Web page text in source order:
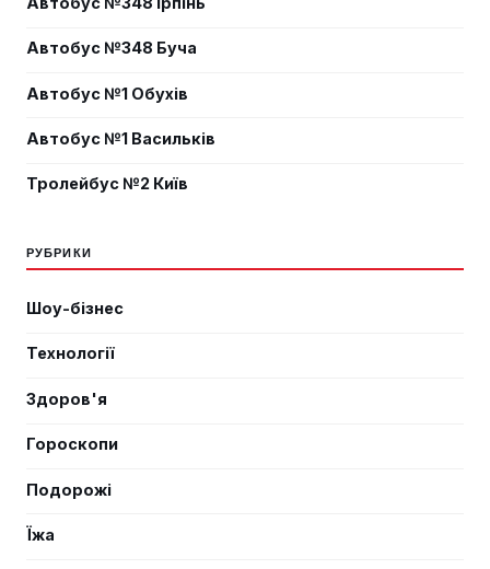
Автобус №348 Буча
Автобус №1 Обухів
Автобус №1 Васильків
Тролейбус №2 Київ
РУБРИКИ
Шоу-бізнес
Технології
Здоров'я
Гороскопи
Подорожі
Їжа